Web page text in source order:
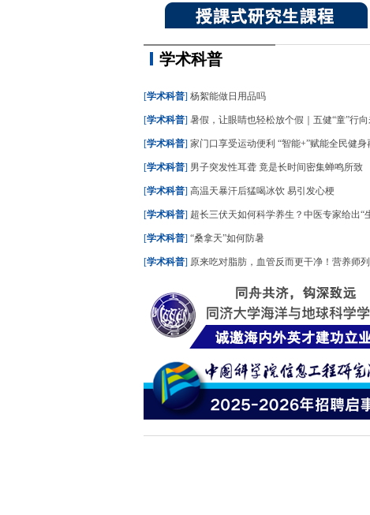
学术科普
[学术科普] 杨絮能做日用品吗
[学术科普] 暑假，让眼睛也轻松放个假｜五健“童”行
[学术科普] 家门口享受运动便利 “智能+”赋能全民健身再升
[学术科普] 男子突发性耳聋 竟是长时间密集蝉鸣所致
[学术科普] 高温天暴汗后猛喝冰饮 易引发心梗
[学术科普] 超长三伏天如何科学养生？中医专家给出“生活处
[学术科普] “桑拿天”如何防暑
[学术科普] 原来吃对脂肪，血管反而更干净！营养师列出“好脂肪”清单，建议照着吃